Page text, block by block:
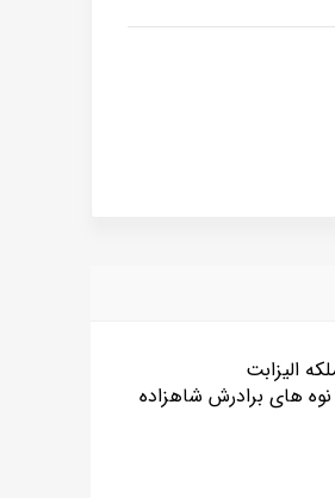
دومین پسر ملکه الیزابت
های برادرش شاهزاده